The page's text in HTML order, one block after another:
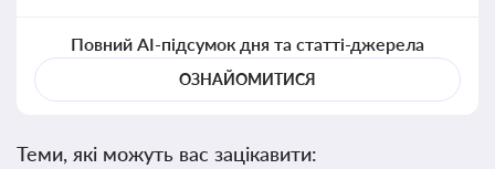
Повний AI-підсумок дня та статті-джерела
ОЗНАЙОМИТИСЯ
Теми, які можуть вас зацікавити: